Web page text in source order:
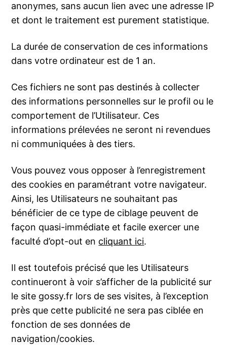
anonymes, sans aucun lien avec une adresse IP
et dont le traitement est purement statistique.
La durée de conservation de ces informations
dans votre ordinateur est de 1 an.
Ces fichiers ne sont pas destinés à collecter
des informations personnelles sur le profil ou le
comportement de l’Utilisateur. Ces
informations prélevées ne seront ni revendues
ni communiquées à des tiers.
Vous pouvez vous opposer à l’enregistrement
des cookies en paramétrant votre navigateur.
Ainsi, les Utilisateurs ne souhaitant pas
bénéficier de ce type de ciblage peuvent de
façon quasi-immédiate et facile exercer une
faculté d’opt-out en cliquant ici.
Il est toutefois précisé que les Utilisateurs
continueront à voir s’afficher de la publicité sur
le site gossy.fr lors de ses visites, à l’exception
près que cette publicité ne sera pas ciblée en
fonction de ses données de
navigation/cookies.